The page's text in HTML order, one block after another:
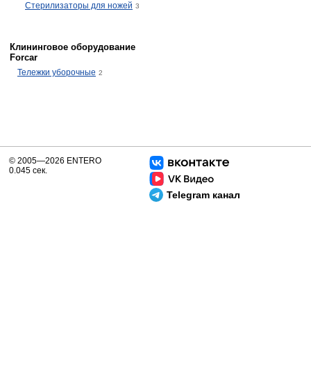
Стерилизаторы для ножей 3
Клининговое оборудование
Forcar
Тележки уборочные 2
Telegram канал
© 2005—2026 ENTERO
0.045 сек.